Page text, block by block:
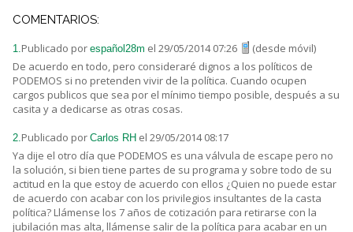
COMENTARIOS:
1.Publicado por español28m el 29/05/2014 07:26
(desde móvil)
De acuerdo en todo, pero consideraré dignos a los políticos de
PODEMOS si no pretenden vivir de la política. Cuando ocupen
cargos publicos que sea por el mínimo tiempo posible, después a su
casita y a dedicarse as otras cosas.
2.Publicado por Carlos RH el 29/05/2014 08:17
Ya dije el otro día que PODEMOS es una válvula de escape pero no
la solución, si bien tiene partes de su programa y sobre todo de su
actitud en la que estoy de acuerdo con ellos ¿Quien no puede estar
de acuerdo con acabar con los privilegios insultantes de la casta
política? Llámense los 7 años de cotización para retirarse con la
jubilación mas alta, llámense salir de la política para acabar en un